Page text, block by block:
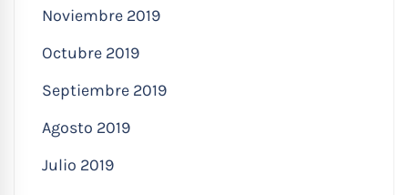
Noviembre 2019
Octubre 2019
Septiembre 2019
Agosto 2019
Julio 2019